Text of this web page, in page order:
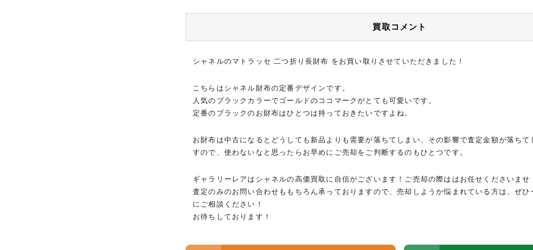
買取コメント
シャネルのマトラッセ 二つ折り長財布 をお買い取りさせていただきました！
こちらはシャネル財布の定番デザインです。
人気のブラックカラーでゴールドのココマークがとても可愛いです。
定番のブラックのお財布はひとつは持っておきたいですよね。
お財布は中古になるとどうしても新品よりも需要が落ちてしまい、その影響で査定金額が落ちて
すので、使わないなと思ったらお早めにご売却をご判断するのもひとつです。
ギャラリーレアはシャネルの高価買取に自信がございます！ご売却の際ははお任せくださいませ
査定のみのお問い合わせももちろん承っておりますので、売却しようか悩まれている方は、ぜひ
にご相談ください！
お待ちしております！